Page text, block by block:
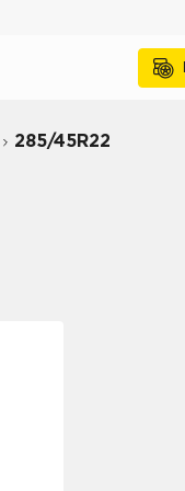
285/45R22